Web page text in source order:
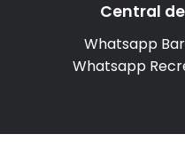
Central
Whatsapp
Whatsapp